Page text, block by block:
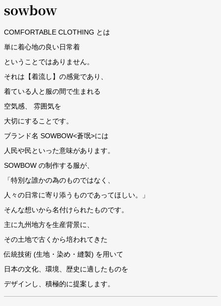
sowbow
COMFORTABLE CLOTHING とは
単に着心地の良い日常着
ということではありません。
それは【着流し】の感覚であり、
着ている人と服の間で生まれる
空気感、 雰囲気を
大切にすることです。
ブランド名 SOWBOW<蒼氓>には
人民や民といった意味があります。
SOWBOW の制作する服が、
「特別な誰かの為のものではなく、
人々の日常に寄り添うものであってほしい。」
そんな想いから名付けられたものです。
主に九州地方を生産背景に、
その土地で古くから培われてきた
伝統技術 (生地・染め・縫製) を用いて
日本の文化、環境、歴史に適したものを
デザインし、積極的に提案します。